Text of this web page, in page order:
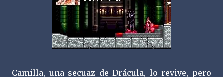
Camilla, una secuaz de Drácula, lo revive, pero